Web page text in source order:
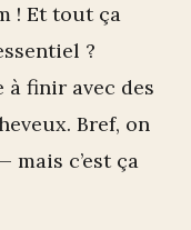
! Et tout ça
?
finir avec des
Bref, on
mais c’est ça